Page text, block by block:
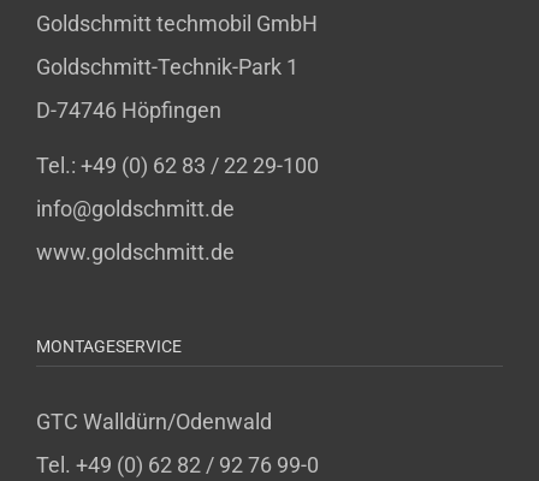
Goldschmitt techmobil GmbH
Goldschmitt-Technik-Park 1
D-74746 Höpfingen
Tel.: +49 (0) 62 83 / 22 29-100
info@goldschmitt.de
www.goldschmitt.de
MONTAGESERVICE
GTC Walldürn/Odenwald
Tel. +49 (0) 62 82 / 92 76 99-0